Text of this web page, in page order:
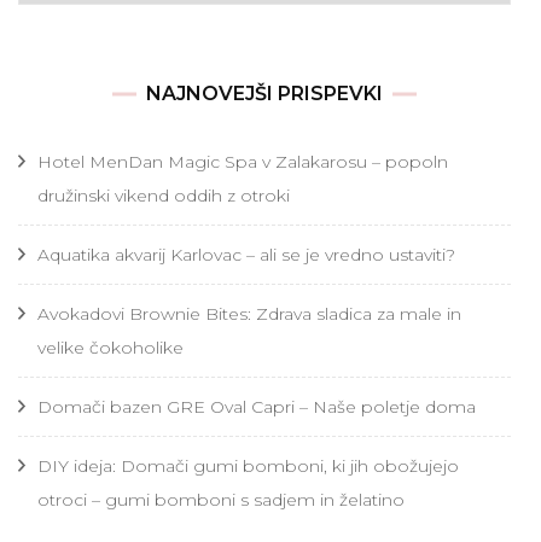
NAJNOVEJŠI PRISPEVKI
Hotel MenDan Magic Spa v Zalakarosu – popoln
družinski vikend oddih z otroki
Aquatika akvarij Karlovac – ali se je vredno ustaviti?
Avokadovi Brownie Bites: Zdrava sladica za male in
velike čokoholike
Domači bazen GRE Oval Capri – Naše poletje doma
DIY ideja: Domači gumi bomboni, ki jih obožujejo
otroci – gumi bomboni s sadjem in želatino